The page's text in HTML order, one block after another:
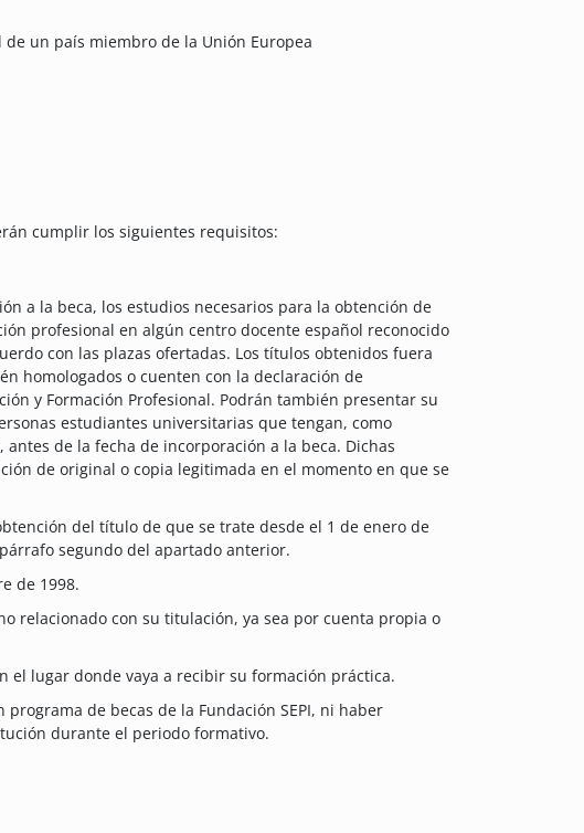
de un país miembro de la Unión Europea
cumplir los siguientes requisitos:
a la beca, los estudios necesarios para la obtención de
profesional en algún centro docente español reconocido
con las plazas ofertadas. Los títulos obtenidos fuera
homologados o cuenten con la declaración de
y Formación Profesional. Podrán también presentar su
estudiantes universitarias que tengan, como
de la fecha de incorporación a la beca. Dichas
de original o copia legitimada en el momento en que se
del título de que se trate desde el 1 de enero de
segundo del apartado anterior.
de 1998.
relacionado con su titulación, ya sea por cuenta propia o
el lugar donde vaya a recibir su formación práctica.
de becas de la Fundación SEPI, ni haber
durante el periodo formativo.